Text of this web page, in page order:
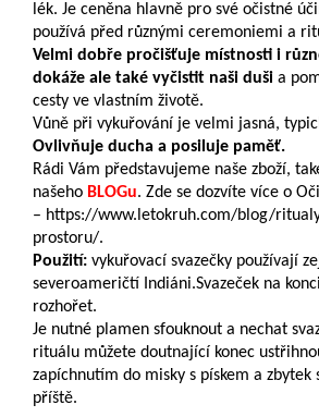
lék. Je ceněna hlavně pro své očistné
používá před různými ceremoniemi a
Velmi dobře pročišťuje místnosti i
dokáže ale také vyčistit naši duši a
cesty ve vlastním životě.
Vůně při vykuřování je velmi jasná,
Ovlivňuje ducha a posiluje paměť.
Rádi Vám představujeme naše zboží,
našeho BLOGu. Zde se dozvíte více o
– https://www.letokruh.com/blog/
prostoru/.
Použití: vykuřovací svazečky používají
severoameričtí Indiáni.Svazeček na
rozhořet.
Je nutné plamen sfouknout a nechat
rituálu můžete doutnající konec
zapíchnutím do misky s pískem a zbytek
příště.